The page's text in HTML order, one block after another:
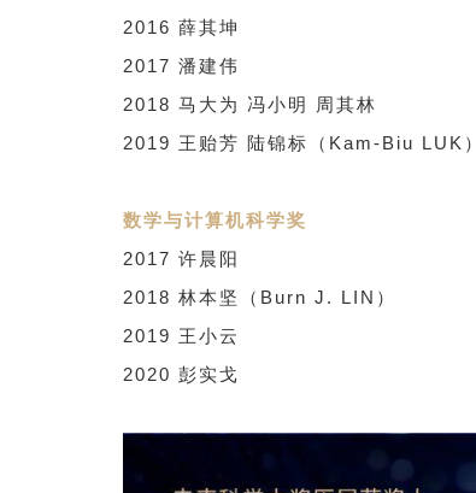
2016 薛其坤
2017 潘建伟
2018 马大为 冯小明 周其林
2019 王贻芳 陆锦标（Kam-Biu LUK）
数学与计算机科学奖
2017 许晨阳
2018 林本坚（Burn J. LIN）
2019 王小云
2020 彭实戈